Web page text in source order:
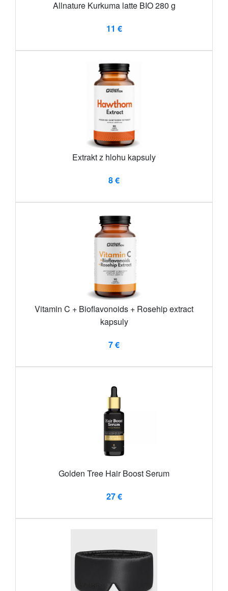
Allnature Kurkuma latte BIO 280 g
11 €
Extrakt z hlohu kapsuly
8 €
Vitamin C + Bioflavonoids + Rosehip extract
kapsuly
7 €
Golden Tree Hair Boost Serum
27 €